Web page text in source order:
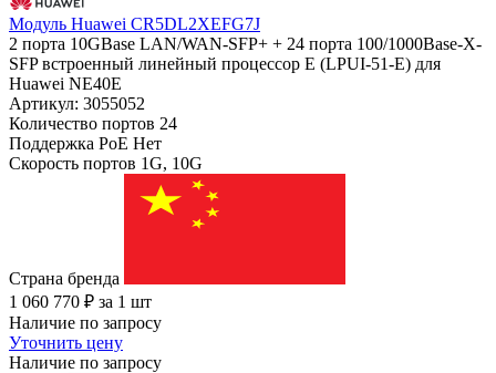
Модуль Huawei CR5DL2XEFG7J
2 порта 10GBase LAN/WAN-SFP+ + 24 порта 100/1000Base-X-
SFP встроенный линейный процессор E (LPUI-51-E) для
Huawei NE40E
Артикул: 3055052
Количество портов 24
Поддержка PoE Нет
Скорость портов 1G, 10G
Страна бренда
1 060 770 ₽ за 1 шт
Наличие по запросу
Уточнить цену
Наличие по запросу